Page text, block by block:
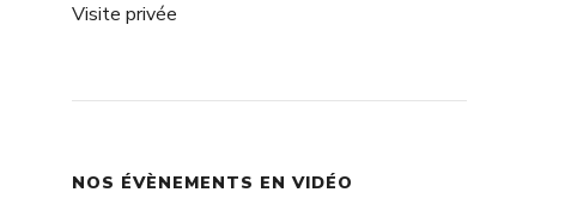
Visite privée
NOS ÉVÈNEMENTS EN VIDÉO